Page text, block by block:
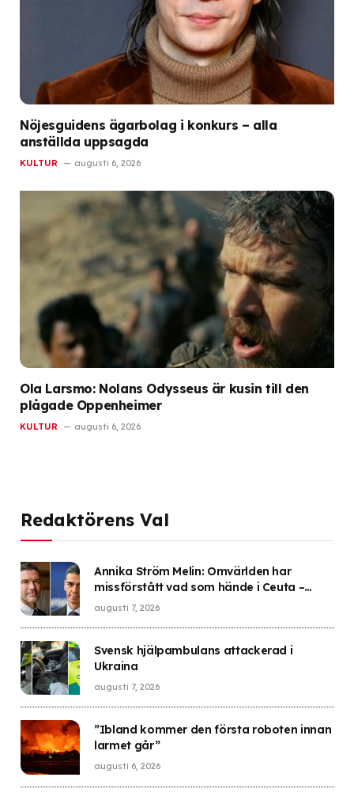
Nöjesguidens ägarbolag i konkurs – alla
anställda uppsagda
KULTUR augusti 6, 2026
Ola Larsmo: Nolans Odysseus är kusin till den
plågade Oppenheimer
KULTUR augusti 6, 2026
Redaktörens Val
Annika Ström Melin: Omvärlden har
missförstått vad som hände i Ceuta –
Sverige gick i fällan
augusti 7, 2026
Svensk hjälpambulans attackerad i
Ukraina
augusti 7, 2026
”Ibland kommer den första roboten innan
larmet går”
augusti 6, 2026